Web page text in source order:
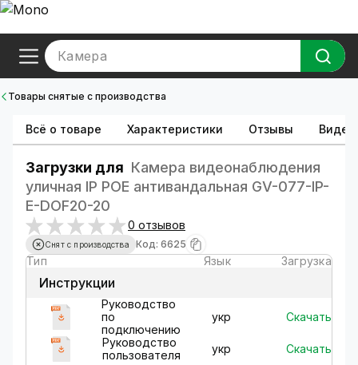
Камера
Товары снятые с производства
Всё о товаре Характеристики Отзывы Видео
Загрузки для Камера видеонаблюдения
уличная IP POE антивандальная GV-077-IP-
E-DOF20-20
0 отзывов
Снят с производства Код: 6625
Тип Язык Загрузка
Инструкции
Руководство
по
подключению
укр
Скачать
Руководство
пользователя
укр Скачать